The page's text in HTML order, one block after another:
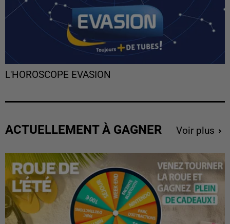
L'HOROSCOPE EVASION
ACTUELLEMENT À GAGNER Voir plus